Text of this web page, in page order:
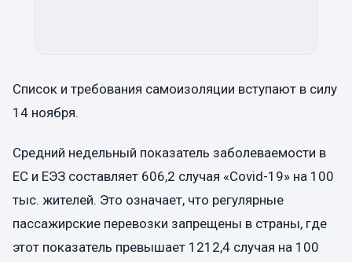
Список и требования самоизоляции вступают в силу
14 ноября.
Средний недельный показатель заболеваемости в
ЕС и ЕЭЗ составляет 606,2 случая «Covid-19» на 100
тыс. жителей. Это означает, что регулярные
пассажирские перевозки запрещены в страны, где
этот показатель превышает 1212,4 случая на 100